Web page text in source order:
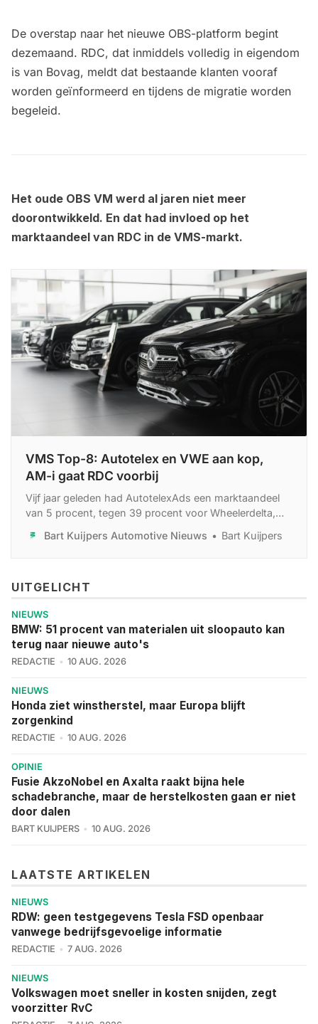
De overstap naar het nieuwe OBS-platform begint
dezemaand. RDC, dat inmiddels volledig in eigendom
is van Bovag, meldt dat bestaande klanten vooraf
worden geïnformeerd en tijdens de migratie worden
begeleid.
Het oude OBS VM werd al jaren niet meer
doorontwikkeld. En dat had invloed op het
marktaandeel van RDC in de VMS-markt.
VMS Top-8: Autotelex en VWE aan kop,
AM-i gaat RDC voorbij
Vijf jaar geleden had AutotelexAds een marktaandeel
van 5 procent, tegen 39 procent voor Wheelerdelta,
Wheelerdelta ook voorbijgestreefd door
Bart Kuijpers Automotive Nieuws Bart Kuijpers
UITGELICHT
NIEUWS
BMW: 51 procent van materialen uit sloopauto kan
terug naar nieuwe auto's
REDACTIE 10 AUG. 2026
NIEUWS
Honda ziet winstherstel, maar Europa blijft
zorgenkind
REDACTIE 10 AUG. 2026
OPINIE
Fusie AkzoNobel en Axalta raakt bijna hele
schadebranche, maar de herstelkosten gaan er niet
door dalen
BART KUIJPERS 10 AUG. 2026
LAATSTE ARTIKELEN
NIEUWS
RDW: geen testgegevens Tesla FSD openbaar
vanwege bedrijfsgevoelige informatie
REDACTIE 7 AUG. 2026
NIEUWS
Volkswagen moet sneller in kosten snijden, zegt
voorzitter RvC